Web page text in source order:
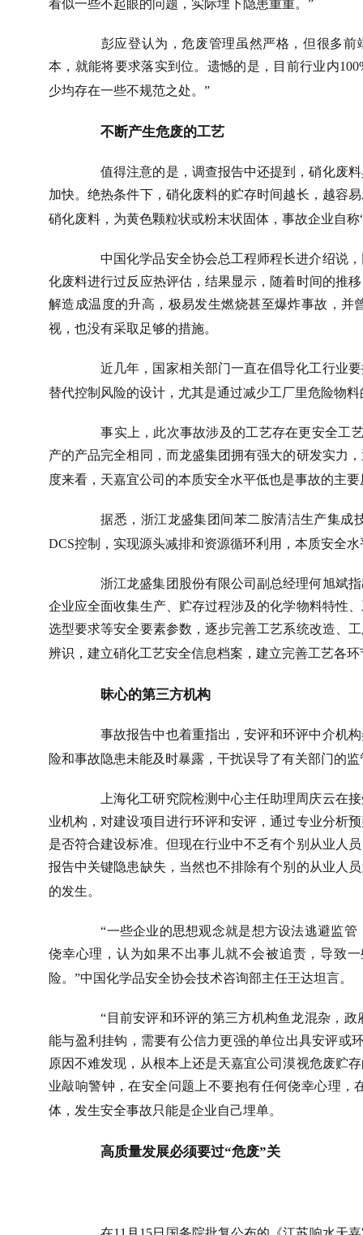
看似一些不起眼的问题，实际埋下隐患重重。”
彭应登认为，危废管理虽然严格，但很多
本，就能将要求落实到位。遗憾的是，目前行业内
少均存在一些不规范之处。”
不断产生危废的工艺
值得注意的是，调查报告中还提到，硝化废
加快。绝热条件下，硝化废料的贮存时间越长，越容
硝化废料，为黄色颗粒状或粉末状固体，事故企业自称
中国化学品安全协会总工程师程长进介绍说
化废料进行过反应热评估，结果显示，随着时间的推
解造成温度的升高，极易发生燃烧甚至爆炸事故，
视，也没有采取足够的措施。
近几年，国家相关部门一直在倡导化工行业
替代控制风险的设计，尤其是通过减少工厂里危险物
事实上，此次事故涉及的工艺存在更安全工
产的产品完全相同，而龙盛集团拥有强大的研发实力
度来看，天嘉宜公司的本质安全水平低也是事故的主要
据悉，浙江龙盛集团间苯二胺清洁生产集成
DCS控制，实现源头减排和资源循环利用，本质安全
浙江龙盛集团股份有限公司副总经理何旭斌
企业应全面收集生产、贮存过程涉及的化学物料特性
选型要求等安全要素参数，逐步完善工艺系统改造、
辨识，建立硝化工艺安全信息档案，建立完善工艺各
昧心的第三方机构
事故报告中也着重指出，安评和环评中介机
险和事故隐患未能及时暴露，干扰误导了有关部门的
上海化工研究院检测中心主任助理周庆云在
业机构，对建设项目进行环评和安评，通过专业分析
是否符合建设标准。但现在行业中不乏有个别从业人
报告中关键隐患缺失，当然也不排除有个别的从业人
的发生。
“一些企业的思想观念就是想方设法逃避监
侥幸心理，认为如果不出事儿就不会被追责，导致
险。”中国化学品安全协会技术咨询部主任王达坦言。
“目前安评和环评的第三方机构鱼龙混杂，
能与盈利挂钩，需要有公信力更强的单位出具安评或
原因不难发现，从根本上还是天嘉宜公司漠视危废贮
业敲响警钟，在安全问题上不要抱有任何侥幸心理
体，发生安全事故只能是企业自己埋单。
高质量发展必须要过“危废”关